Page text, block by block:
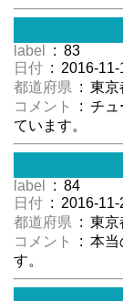
label
: 83
日付 : 2016-11-
都道府県 : 東京
コメント
: チュ
ています。
label
: 84
日付 : 2016-11-
都道府県 : 東京
コメント
: 本当
す。